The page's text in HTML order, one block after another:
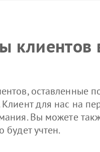
клиентов
оставленные
для нас на
Вы можете
будет учтен.